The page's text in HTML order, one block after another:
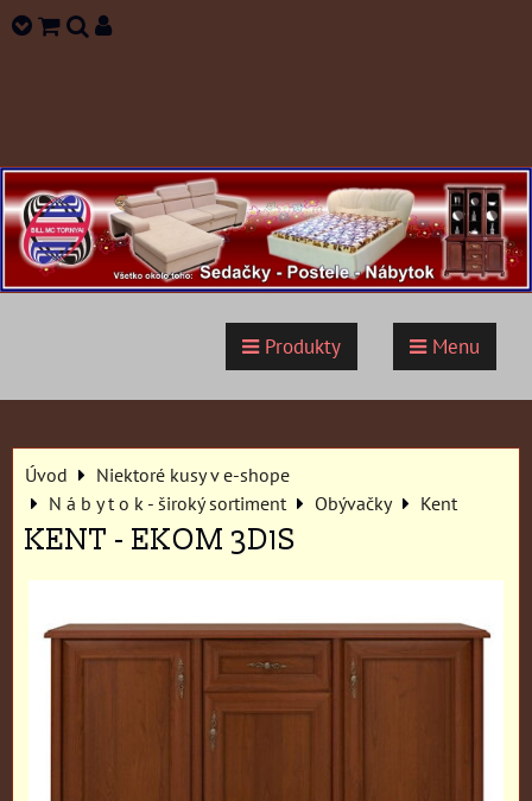
Produkty Menu
Úvod
Niektoré kusy v e-shope
N á b y t o k - široký sortiment
Obývačky Kent
KENT - EKOM 3D1S